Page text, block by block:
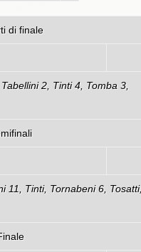
di finale
Bologna
2, Tinti 4, Tomba 3,
11, Tinti, Tornabeni 6, Tosatti,